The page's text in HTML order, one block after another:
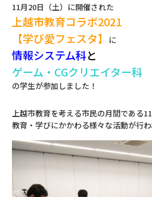
11月20日（土）に開催された
上越市教育コラボ2021
【学び愛フェスタ】
に
情報システム科と
ゲーム・CGクリエイター科
の学生が参加しました！
上越市教育を考える市民の月間である
教育・学びにかかわる様々な活動が行わ